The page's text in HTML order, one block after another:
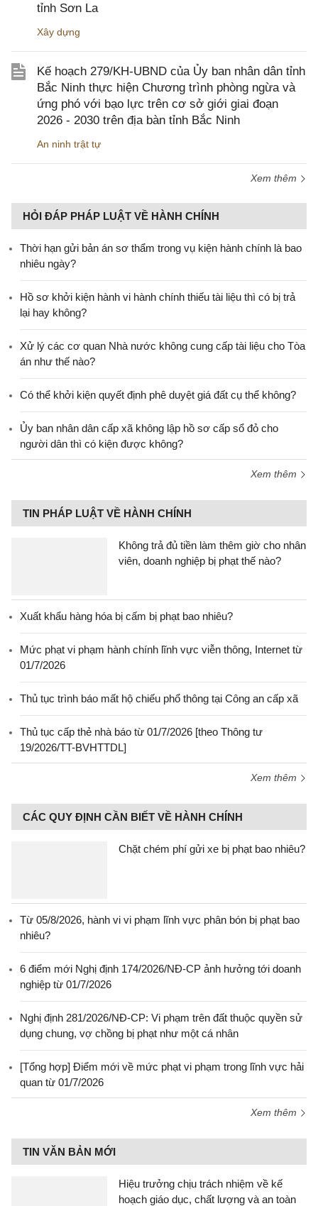
tỉnh Sơn La
Xây dựng
Kế hoạch 279/KH-UBND của Ủy ban nhân dân tỉnh
Bắc Ninh thực hiện Chương trình phòng ngừa và
ứng phó với bạo lực trên cơ sở giới giai đoạn
2026 - 2030 trên địa bàn tỉnh Bắc Ninh
An ninh trật tự
Xem thêm
HỎI ĐÁP PHÁP LUẬT VỀ HÀNH CHÍNH
Thời hạn gửi bản án sơ thẩm trong vụ kiện hành chính là bao
nhiêu ngày?
Hồ sơ khởi kiện hành vi hành chính thiếu tài liệu thì có bị trả
lại hay không?
Xử lý các cơ quan Nhà nước không cung cấp tài liệu cho Tòa
án như thế nào?
Có thể khởi kiện quyết định phê duyệt giá đất cụ thể không?
Ủy ban nhân dân cấp xã không lập hồ sơ cấp sổ đỏ cho
người dân thì có kiện được không?
Xem thêm
TIN PHÁP LUẬT VỀ HÀNH CHÍNH
Không trả đủ tiền làm thêm giờ cho nhân
viên, doanh nghiệp bị phạt thế nào?
Xuất khẩu hàng hóa bị cấm bị phạt bao nhiêu?
Mức phạt vi phạm hành chính lĩnh vực viễn thông, Internet từ
01/7/2026
Thủ tục trình báo mất hộ chiếu phổ thông tại Công an cấp xã
Thủ tục cấp thẻ nhà báo từ 01/7/2026 [theo Thông tư
19/2026/TT-BVHTTDL]
Xem thêm
CÁC QUY ĐỊNH CẦN BIẾT VỀ HÀNH CHÍNH
Chặt chém phí gửi xe bị phạt bao nhiêu?
Từ 05/8/2026, hành vi vi phạm lĩnh vực phân bón bị phạt bao
nhiêu?
6 điểm mới Nghị định 174/2026/NĐ-CP ảnh hưởng tới doanh
nghiệp từ 01/7/2026
Nghị định 281/2026/NĐ-CP: Vi phạm trên đất thuộc quyền sử
dụng chung, vợ chồng bị phạt như một cá nhân
[Tổng hợp] Điểm mới về mức phạt vi phạm trong lĩnh vực hải
quan từ 01/7/2026
Xem thêm
TIN VĂN BẢN MỚI
Hiệu trưởng chịu trách nhiệm về kế
hoạch giáo dục, chất lượng và an toàn